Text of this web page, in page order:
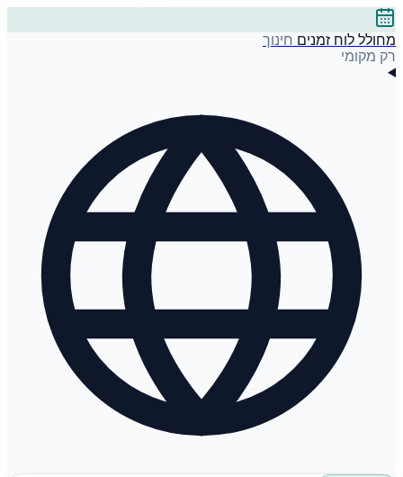
מחולל לוח זמנים חינוך
רק מקומי